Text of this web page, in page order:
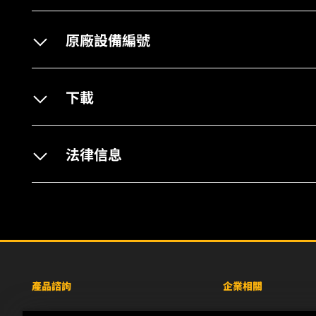
原廠設備編號
下載
法律信息
產品諮詢 企業相關